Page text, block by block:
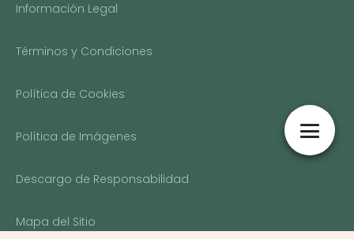
Información Legal
Términos y Condiciones
Política de Cookies
Política de Imágenes
Descargo de Responsabilidad
Mapa del Sitio